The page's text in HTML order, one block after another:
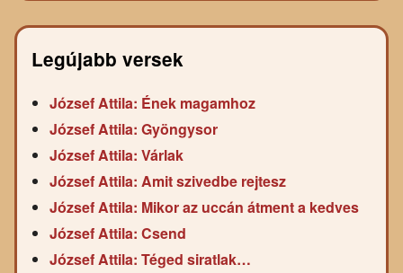
Legújabb versek
József Attila: Ének magamhoz
József Attila: Gyöngysor
József Attila: Várlak
József Attila: Amit szivedbe rejtesz
József Attila: Mikor az uccán átment a kedves
József Attila: Csend
József Attila: Téged siratlak…